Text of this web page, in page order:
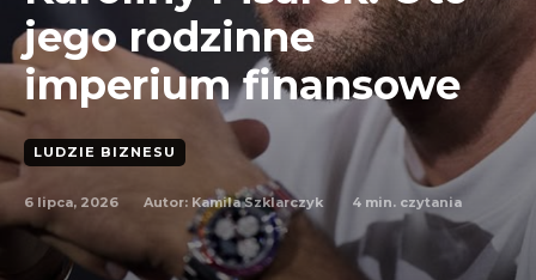
jego rodzinne
imperium finansowe
LUDZIE BIZNESU
6 lipca, 2026 Autor: Kamila Szklarczyk 4 min. czytania